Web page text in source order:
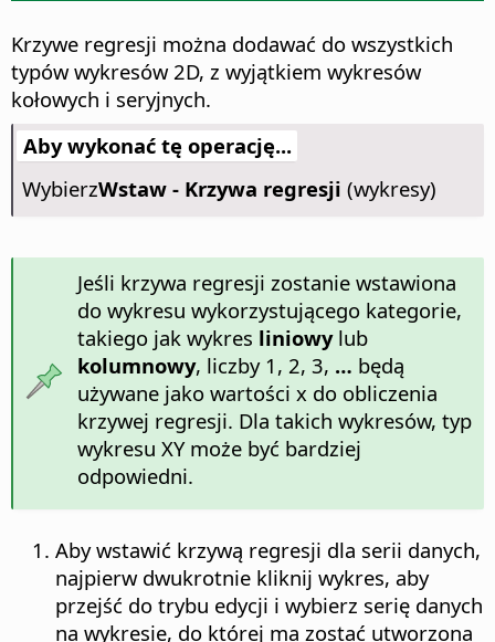
Krzywe regresji można dodawać do wszystkich
typów wykresów 2D, z wyjątkiem wykresów
kołowych i seryjnych.
Aby wykonać tę operację...
WybierzWstaw - Krzywa regresji (wykresy)
Jeśli krzywa regresji zostanie wstawiona
do wykresu wykorzystującego kategorie,
takiego jak wykres liniowylub
kolumnowy, liczby 1, 2, 3, … będą
używane jako wartości x do obliczenia
krzywej regresji. Dla takich wykresów, typ
wykresu XY może być bardziej
odpowiedni.
Aby wstawić krzywą regresji dla serii danych,
najpierw dwukrotnie kliknij wykres, aby
przejść do trybu edycji i wybierz serię danych
na wykresie, do której ma zostać utworzona